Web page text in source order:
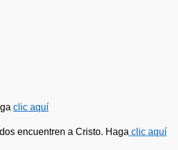
clic aquí
encuentren a Cristo. Haga clic aquí